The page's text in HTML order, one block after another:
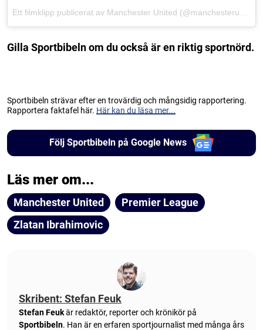
Gilla Sportbibeln om du också är en riktig sportnörd.
Sportbibeln strävar efter en trovärdig och mångsidig rapportering.
Rapportera faktafel här. Här kan du läsa mer...
Följ Sportbibeln på Google News
Läs mer om...
Manchester United
Premier League
Zlatan Ibrahimovic
Skribent: Stefan Feuk
Stefan Feukär redaktör, reporter och krönikör på
Sportbibeln. Han är en erfaren sportjournalist med många års